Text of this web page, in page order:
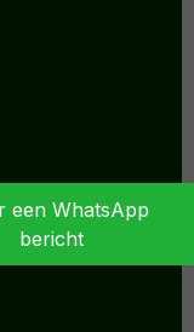
een WhatsApp
bericht